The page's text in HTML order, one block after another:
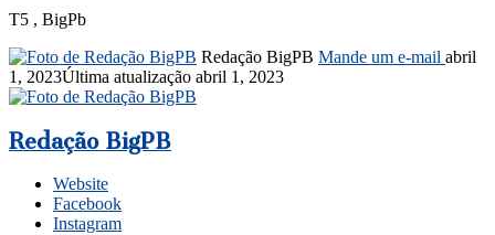
T5 , BigPb
Redação BigPB Mande um e-mail abril
1, 2023Última atualização abril 1, 2023
Redação BigPB
Website
Facebook
Instagram